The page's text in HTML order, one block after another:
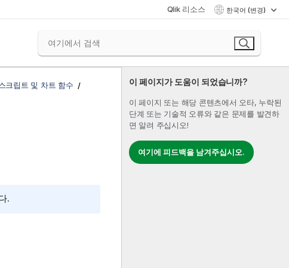
Qlik 리소스 한국어 (변경)
이 페이지가 도움이 되었습니까?
이 페이지 또는 해당 콘텐츠에서 오타, 누락된
단계 또는 기술적 오류와 같은 문제를 발견하
면 알려 주십시오!
여기에 피드백을 남겨주십시오.
크립트 및 차트 함수
.